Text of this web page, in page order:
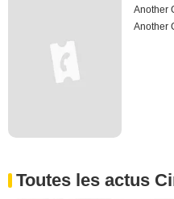
Another
Another
Toutes les actus